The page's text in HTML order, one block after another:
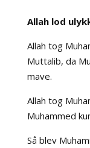
Allah lod
Allah tog
Muttalib, da
mave.
Allah tog
Muhammed
Så blev